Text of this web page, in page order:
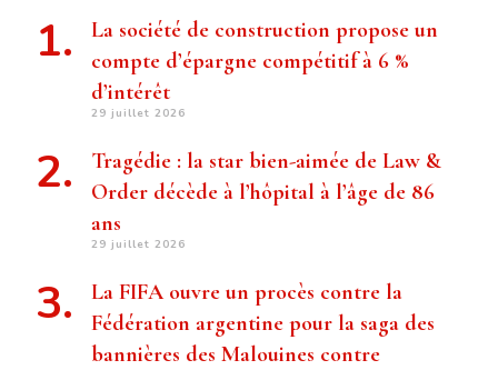
La société de construction propose un
compte d’épargne compétitif à 6 %
d’intérêt
29 juillet 2026
Tragédie : la star bien-aimée de Law &
Order décède à l’hôpital à l’âge de 86
ans
29 juillet 2026
La FIFA ouvre un procès contre la
Fédération argentine pour la saga des
bannières des Malouines contre